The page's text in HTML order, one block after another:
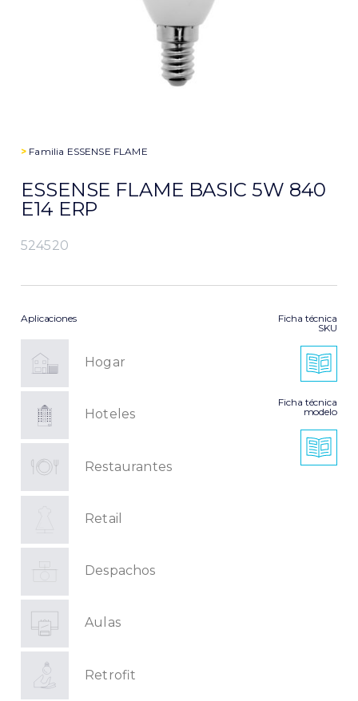
> Familia ESSENSE FLAME
ESSENSE FLAME BASIC 5W 840
E14 ERP
524520
Aplicaciones
Hogar
Hoteles
Restaurantes
Retail
Despachos
Aulas
Retrofit
Ficha técnica
SKU
Ficha técnica
modelo